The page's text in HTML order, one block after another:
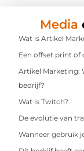
Media
Wat is Artikel
Een offset print of
Artikel Marketing:
bedrijf?
Wat is Twitch?
De evolutie van
Wanneer gebruik